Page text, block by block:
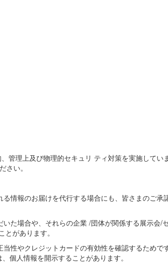
管理上及び物理的セキュリ ティ対策を実施してい
さい。
情報のお届けを代行する場合にも、皆さまのご承
た場合や、それらの企業 /団体が関係する展示会/
があります。
性やクレジットカードの有効性を確認するためで
個人情報を開示することがあります。